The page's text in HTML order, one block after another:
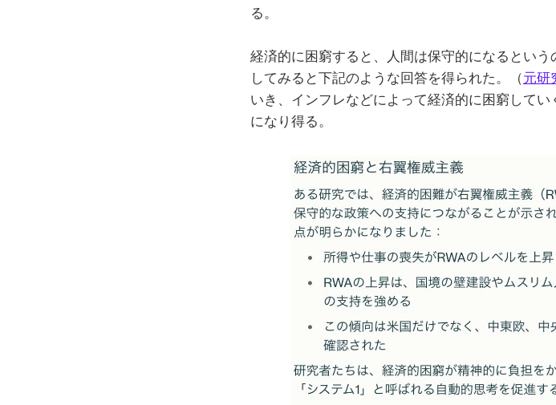
る。
経済的に困窮すると、人間は保守的になるとい
してみると下記のような回答を得られた。（元研
いき、インフレなどによって経済的に困窮して
になり得る。